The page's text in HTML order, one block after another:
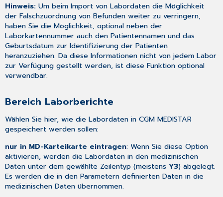
Hinweis:Um beim Import von Labordaten die Möglichkeit
der Falschzuordnung von Befunden weiter zu verringern,
haben Sie die Möglichkeit, optional neben der
Laborkartennummer auch den Patientennamen und das
Geburtsdatum zur Identifizierung der Patienten
heranzuziehen. Da diese Informationen nicht von jedem Labor
zur Verfügung gestellt werden, ist diese Funktion optional
verwendbar.
Bereich Laborberichte
Wählen Sie hier, wie die Labordaten in CGM MEDISTAR
gespeichert werden sollen:
nur in MD-Karteikarte eintragen: Wenn Sie diese Option
aktivieren, werden die Labordaten in den medizinischen
Daten unter dem gewählte Zeilentyp (meistensY3) abgelegt.
Es werden die in den Parametern definierten Daten in die
medizinischen Daten übernommen.